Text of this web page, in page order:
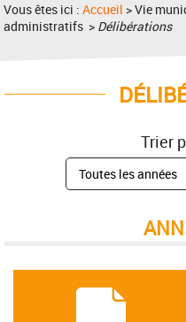
Vous êtes ici :Accueil > Vie
administratifs > Délibérations
Trier